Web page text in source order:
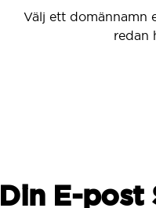
Välj ett domännamn
redan
Din E-post